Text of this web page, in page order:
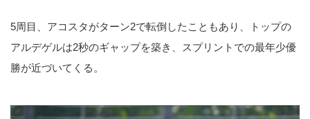
5周目、アコスタがターン2で転倒したこともあり、トップの
アルデゲルは2秒のギャップを築き、スプリントでの最年少優
勝が近づいてくる。